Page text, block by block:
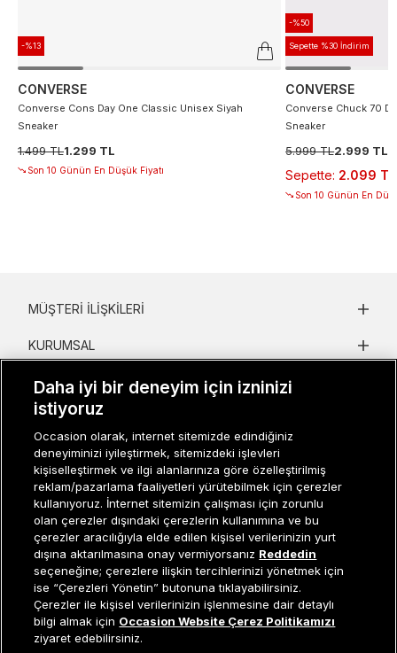
Sepete Ekle
-%13
CONVERSE
Converse Cons Day One Classic Unisex Siyah
Sneaker
1.499 TL1.299 TL
Son 10 Günün En Düşük Fiyatı
-%50
Sepette %30 İndirim
CONVERSE
Converse Chuck 70
Sneaker
5.999 TL2.999 TL
Sepette: 2.099 TL
Son 10 Günün En
Müşteri İlişkileri0 850 800 01 20
MÜŞTERI İLIŞKILERI
KURUMSAL
KADIN KATEGORILER
GRUP MARKALAR
ERKEK KATEGORILER
Occasion bir EREN PERAKENDE markasıdır. © Eren Holding
Daha iyi bir deneyim için izninizi
istiyoruz
Occasion olarak, internet sitemizde edindiğiniz
deneyiminizi iyileştirmek, sitemizdeki işlevleri
kişiselleştirmek ve ilgi alanlarınıza göre özelleştirilmiş
reklam/pazarlama faaliyetleri yürütebilmek için çerezler
kullanıyoruz. İnternet sitemizin çalışması için zorunlu
olan çerezler dışındaki çerezlerin kullanımına ve bu
çerezler aracılığıyla elde edilen kişisel verilerinizin yurt
dışına aktarılmasına onay vermiyorsanız Reddedin
seçeneğine; çerezlere ilişkin tercihlerinizi yönetmek için
ise “Çerezleri Yönetin” butonuna tıklayabilirsiniz.
Çerezler ile kişisel verilerinizin işlenmesine dair detaylı
bilgi almak için Occasion Website Çerez Politikamızı
ziyaret edebilirsiniz.